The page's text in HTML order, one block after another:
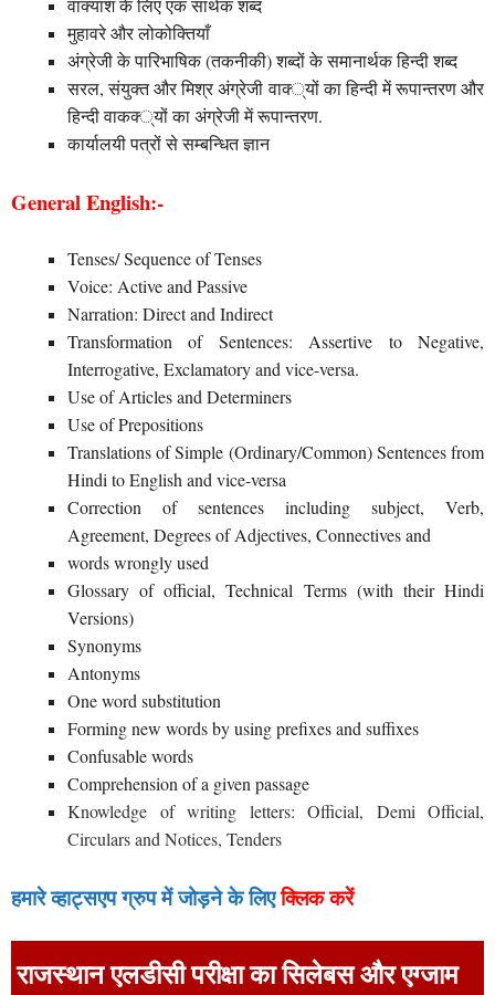
वाक्यांश के लिए एक सार्थक शब्द
मुहावरे और लोकोक्तियाँ
अंग्रेजी के पारिभाषिक (तकनीकी) शब्दों के समानार्थक हिन्दी शब्द
सरल, संयुक्त और मिश्र अंग्रेजी वाक्‍्यों का हिन्दी में रूपान्तरण और
हिन्दी वाकक्‍्यों का अंग्रेजी में रूपान्तरण.
कार्यालयी पत्रों से सम्बन्धित ज्ञान
General English:-
Tenses/ Sequence of Tenses
Voice: Active and Passive
Narration: Direct and Indirect
Transformation of Sentences: Assertive to Negative,
Interrogative, Exclamatory and vice-versa.
Use of Articles and Determiners
Use of Prepositions
Translations of Simple (Ordinary/Common) Sentences from
Hindi to English and vice-versa
Correction of sentences including subject, Verb,
Agreement, Degrees of Adjectives, Connectives and
words wrongly used
Glossary of official, Technical Terms (with their Hindi
Versions)
Synonyms
Antonyms
One word substitution
Forming new words by using prefixes and suffixes
Confusable words
Comprehension of a given passage
Knowledge of writing letters: Official, Demi Official,
Circulars and Notices, Tenders
हमारे व्हाट्सएप ग्रुप में जोड़ने के लिएक्लिक करें
राजस्थान एलडीसी परीक्षा का सिलेबस और एग्जाम